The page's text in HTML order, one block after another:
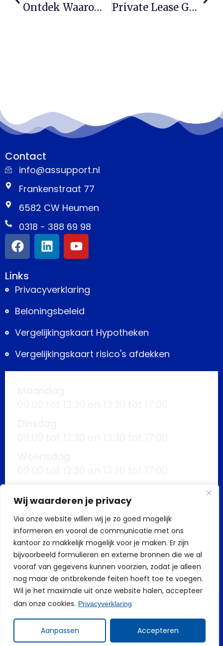
Wij waarderen je privacy
Via onze website willen wij je zo goed mogelijk
informeren en vooral de communicatie met ons
kantoor zo makkelijk mogelijk voor je maken. Er zijn
bijvoorbeeld formulieren en externe bronnen die we al
vooraf van gegevens kunnen voorzien, zodat je alleen
nog maar de ontbrekende feiten hoeft toe te voegen.
Wil je het maximale uit onze website halen, accepteer
dan onze cookies. Privacyverklaring
Aanpassen Accepteren
Ontdek Waarom Een Beroepsaansprakelijkheidsverzekering Onmisbaar Is Voor Jou Private Lease Groeit Snel, Maar Beperkt Je Maximale Hypotheekbedrag
Contact
info@assupport.nl
Frankenstraat 77
6582 CW Heumen
0318 - 388 69 98
Links
Privacyverklaring
Beloningsbeleid
Vergelijkingskaart Hypotheken
Vergelijkingskaart risico's afdekken
09:00 tot 12:30 en 13:30 tot 17:00
Vrijdag
09:00 tot 12:30 en 13:30 tot 17:00
Buiten kantoortijden mogelijk op
afspraak
Build by AS Support bv